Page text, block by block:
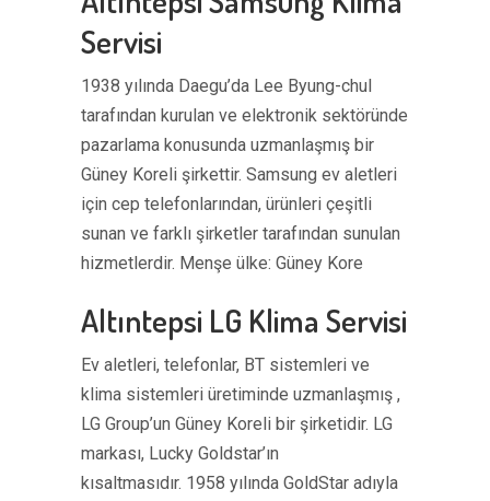
Servisi
1938 yılında Daegu’da Lee Byung-chul
tarafından kurulan ve elektronik sektöründe
pazarlama konusunda uzmanlaşmış bir
Güney Koreli şirkettir. Samsung ev aletleri
için cep telefonlarından, ürünleri çeşitli
sunan ve farklı şirketler tarafından sunulan
hizmetlerdir. Menşe ülke: Güney Kore
Altıntepsi LG Klima Servisi
Ev aletleri, telefonlar, BT sistemleri ve
klima sistemleri üretiminde uzmanlaşmış ,
LG Group’un Güney Koreli bir şirketidir. LG
markası, Lucky Goldstar’ın
kısaltmasıdır. 1958 yılında GoldStar adıyla